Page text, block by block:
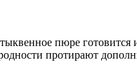
пюре
протирают